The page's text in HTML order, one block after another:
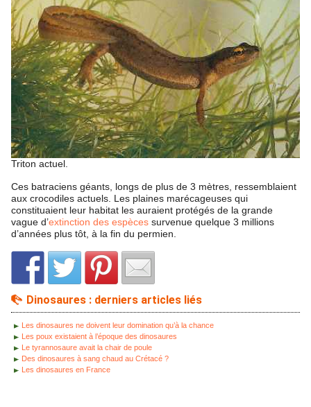
Triton actuel.
Ces batraciens géants, longs de plus de 3 mètres, ressemblaient
aux crocodiles actuels. Les plaines marécageuses qui
constituaient leur habitat les auraient protégés de la grande
vague d’extinction des espèces survenue quelque 3 millions
d’années plus tôt, à la fin du permien.
Dinosaures : derniers articles liés
Les dinosaures ne doivent leur domination qu’à la chance
Les poux existaient à l’époque des dinosaures
Le tyrannosaure avait la chair de poule
Des dinosaures à sang chaud au Crétacé ?
Les dinosaures en France